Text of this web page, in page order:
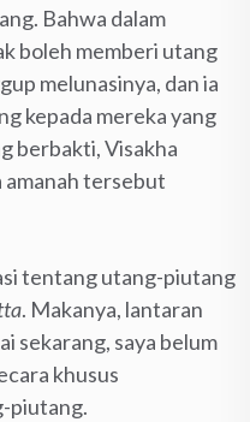
Bahwa dalam
boleh memberi utang
melunasinya, dan ia
kepada mereka yang
berbakti, Visakha
amanah tersebut
tentang utang-piutang
. Makanya, lantaran
sekarang, saya belum
khusus
piutang.